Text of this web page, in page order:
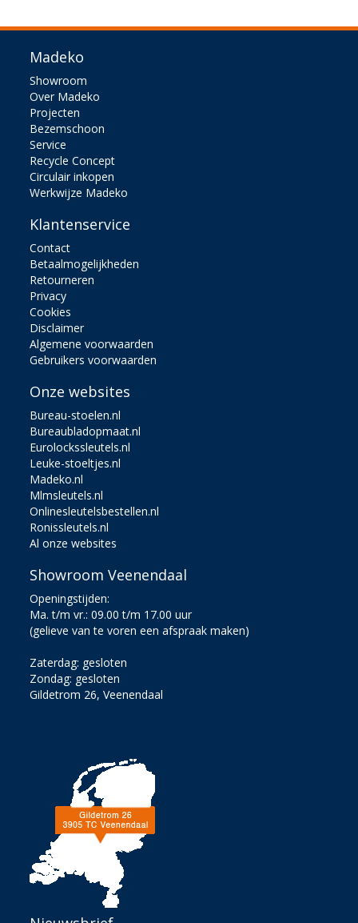
Madeko
Showroom
Over Madeko
Projecten
Bezemschoon
Service
Recycle Concept
Circulair inkopen
Werkwijze Madeko
Klantenservice
Contact
Betaalmogelijkheden
Retourneren
Privacy
Cookies
Disclaimer
Algemene voorwaarden
Gebruikers voorwaarden
Onze websites
Bureau-stoelen.nl
Bureaubladopmaat.nl
Eurolockssleutels.nl
Leuke-stoeltjes.nl
Madeko.nl
Mlmsleutels.nl
Onlinesleutelsbestellen.nl
Ronissleutels.nl
Al onze websites
Showroom Veenendaal
Openingstijden:
Ma. t/m vr.: 09.00 t/m 17.00 uur
(gelieve van te voren een afspraak maken)
Zaterdag: gesloten
Zondag: gesloten
Gildetrom 26, Veenendaal